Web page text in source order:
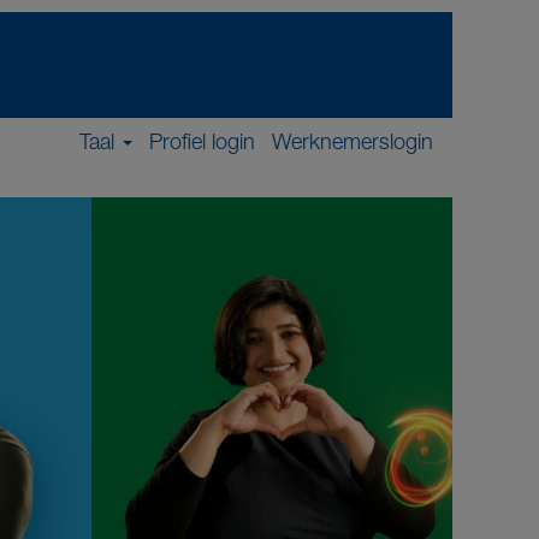
Taal Profiel login Werknemerslogin